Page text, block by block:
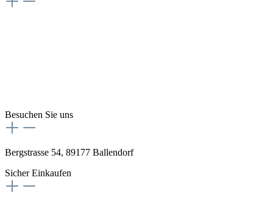
Besuchen Sie uns
Bergstrasse 54, 89177 Ballendorf
Sicher Einkaufen